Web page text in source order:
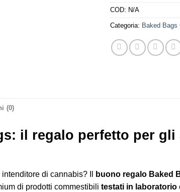
COD: N/A
Categoria: Baked Bags
(0)
il regalo perfetto per
di cannabis? Il buono regalo Baked
di prodotti commestibili testati in laboratorio